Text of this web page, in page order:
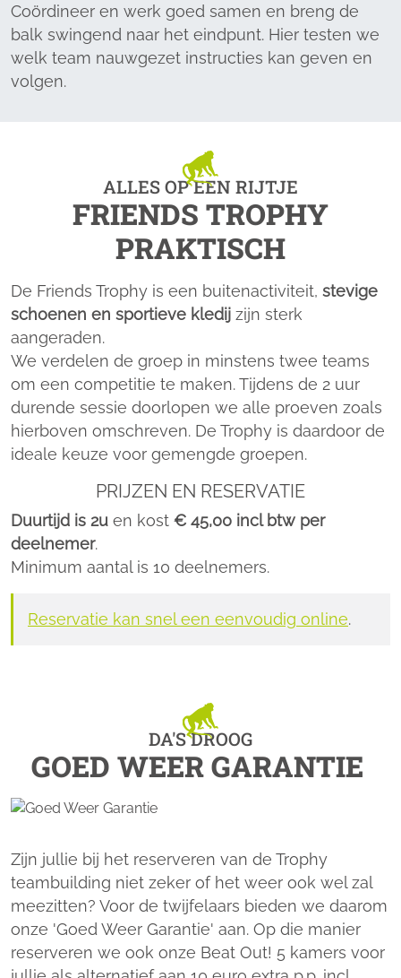
Coördineer en werk goed samen en breng de
balk swingend naar het eindpunt. Hier testen we
welk team nauwgezet instructies kan geven en
volgen.
ALLES OP EEN RIJTJE
FRIENDS TROPHY
PRAKTISCH
De Friends Trophy is een buitenactiviteit, stevige
schoenen en sportieve kledij zijn sterk
aangeraden.
We verdelen de groep in minstens twee teams
om een competitie te maken. Tijdens de 2 uur
durende sessie doorlopen we alle proeven zoals
hierboven omschreven. De Trophy is daardoor de
ideale keuze voor gemengde groepen.
PRIJZEN EN RESERVATIE
Duurtijd is 2u en kost € 45,00 incl btw per
deelnemer.
Minimum aantal is 10 deelnemers.
Reservatie kan snel een eenvoudig online.
DA'S DROOG
GOED WEER GARANTIE
Zijn jullie bij het reserveren van de Trophy
teambuilding niet zeker of het weer ook wel zal
meezitten? Voor de twijfelaars bieden we daarom
onze 'Goed Weer Garantie' aan. Op die manier
reserveren we ook onze Beat Out! 5 kamers voor